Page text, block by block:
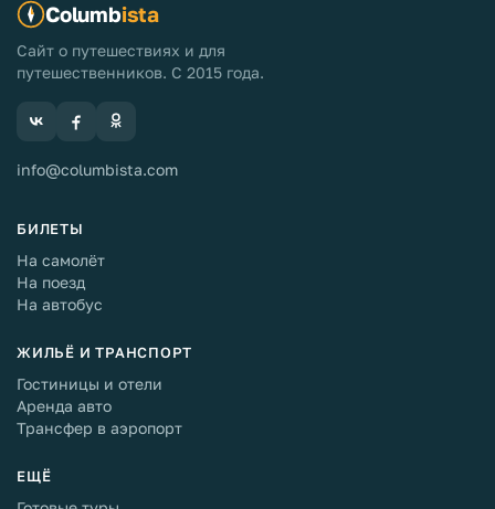
Columbista
Сайт о путешествиях и для
путешественников. С 2015 года.
info@columbista.com
БИЛЕТЫ
На самолёт
На поезд
На автобус
ЖИЛЬЁ И ТРАНСПОРТ
Гостиницы и отели
Аренда авто
Трансфер в аэропорт
ЕЩЁ